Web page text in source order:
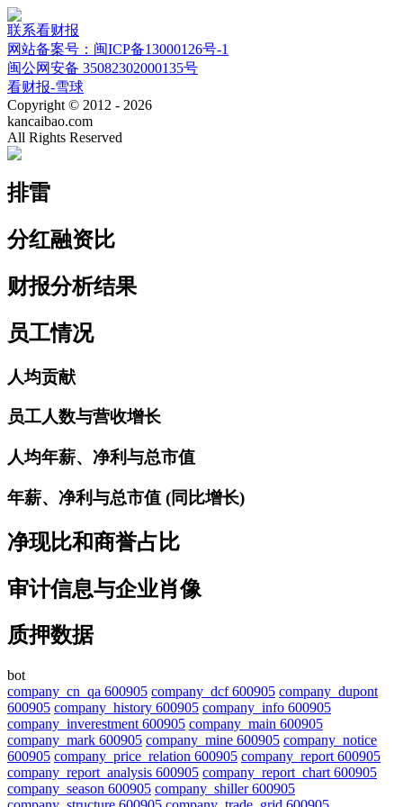
联系看财报
网站备案号：闽ICP备13000126号-1
闽公网安备 35082302000135号
看财报-雪球
Copyright © 2012 - 2026
kancaibao.com
All Rights Reserved
排雷
分红融资比
财报分析结果
员工情况
人均贡献
员工人数与营收增长
人均年薪、净利与总市值
年薪、净利与总市值 (同比增长)
净现比和商誉占比
审计信息与企业肖像
质押数据
bot
company_cn_qa 600905 company_dcf 600905 company_dupont
600905 company_history 600905 company_info 600905
company_inverestment 600905 company_main 600905
company_mark 600905 company_mine 600905 company_notice
600905 company_price_relation 600905 company_report 600905
company_report_analysis 600905 company_report_chart 600905
company_season 600905 company_shiller 600905